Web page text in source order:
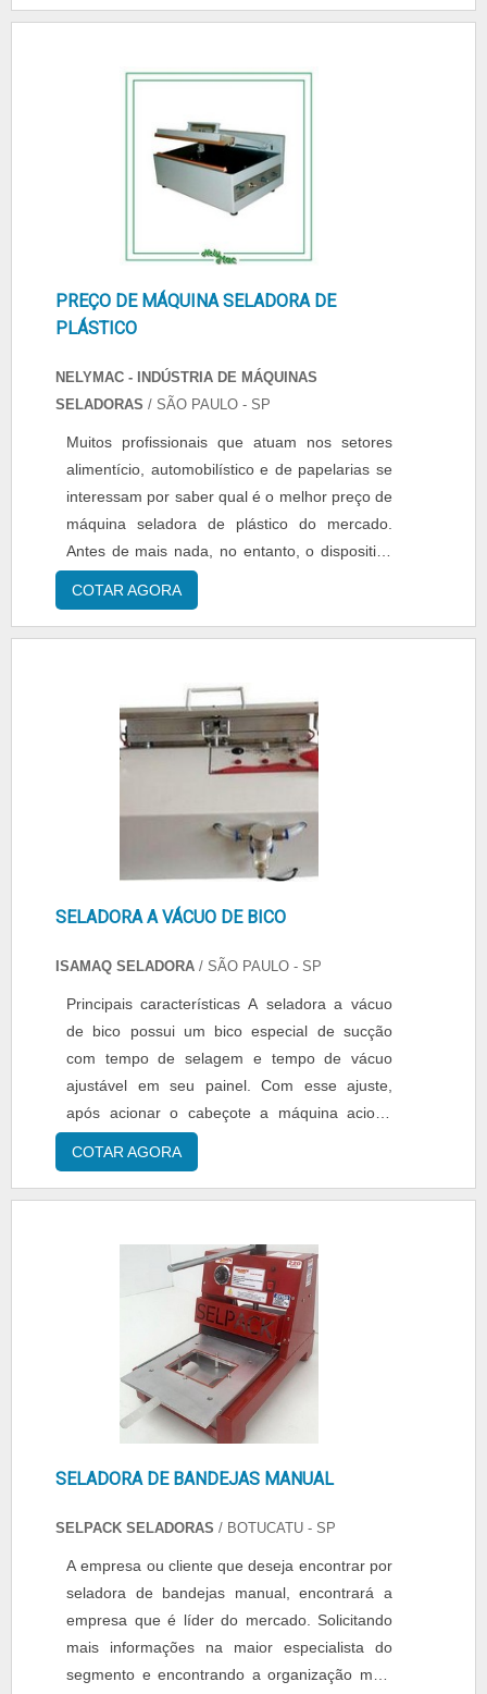
mordente. Quais os materiais empregados?
PREÇO DE MÁQUINA SELADORA DE
PLÁSTICO
NELYMAC - INDÚSTRIA DE MÁQUINAS
SELADORAS / SÃO PAULO - SP
Muitos profissionais que atuam nos setores
alimentício, automobilístico e de papelarias se
interessam por saber qual é o melhor preço de
máquina seladora de plástico do mercado.
Antes de mais nada, no entanto, o dispositivo
deve ser adquirido de acordo com as suas
características e predicados – e não somente
esses equipamentos são costumeiramente
formados por....
COTAR AGORA
SELADORA A VÁCUO DE BICO
ISAMAQ SELADORA / SÃO PAULO - SP
Principais características A seladora a vácuo
de bico possui um bico especial de sucção
com tempo de selagem e tempo de vácuo
ajustável em seu painel. Com esse ajuste,
após acionar o cabeçote a máquina aciona
todas as funções, tira o ar, sela e após finalizar
solta o cabeçote a posição original para um
eficiência e produtividade. Quer saber mais
sobre a selad....
COTAR AGORA
SELADORA DE BANDEJAS MANUAL
SELPACK SELADORAS / BOTUCATU - SP
A empresa ou cliente que deseja encontrar por
seladora de bandejas manual, encontrará a
empresa que é líder do mercado. Solicitando
mais informações na maior especialista do
segmento e encontrando a organização mais